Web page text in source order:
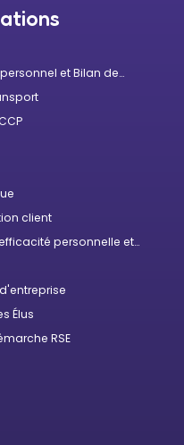
et Bilan de
client
personnelle et
Élus
RSE